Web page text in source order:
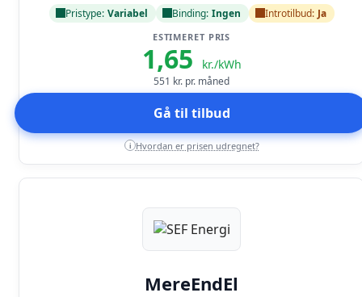
Pristype: Variabel Binding: Ingen Introtilbud: Ja
ESTIMERET PRIS
1,65 kr./kWh
551 kr. pr. måned
Gå til tilbud
i Hvordan er prisen udregnet?
MereEndEl